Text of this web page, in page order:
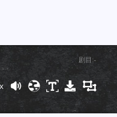
剧目 :-
Powered By